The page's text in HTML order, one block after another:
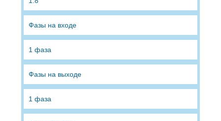
Фазы на входе
1 фаза
Фазы на выходе
1 фаза